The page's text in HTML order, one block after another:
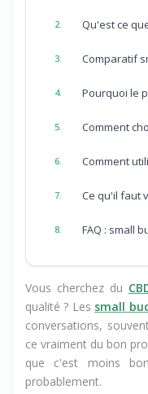
Vous cherchez du
qualité ? Lessmall
conversations,
ce vraiment du bon
que c'est moins